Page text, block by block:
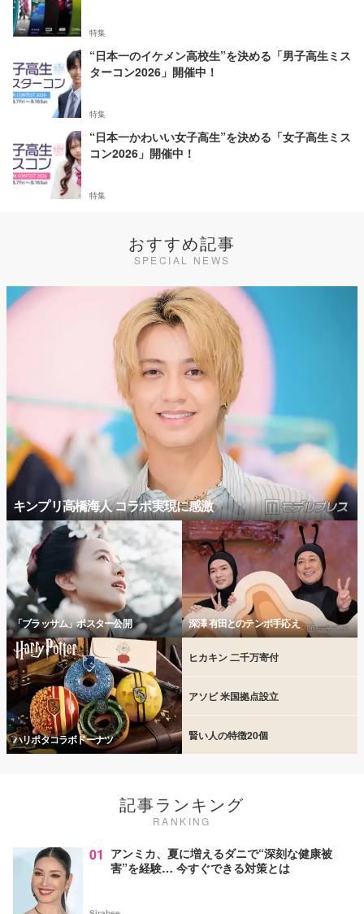
特集
“日本一のイケメン高校生”を決める「男子高生ミス
ターコン2026」開催中！
特集
“日本一かわいい女子高生”を決める「女子高生ミス
コン2026」開催中！
特集
おすすめ記事
SPECIAL NEWS
キンプリ高橋海人 コラボ実現に感激
「ブラッサム」ポスター公開 深澤 有田とのテンポ手応え
ハリポタコラボドーナツ
ヒカキン 二千万寄付
アソビ 米国拠点設立
賢い人の特徴20個
記事ランキング
RANKING
01 アンミカ、夏に増えるダニで“深刻な健康被
害”を経験… 今すぐできる対策とは